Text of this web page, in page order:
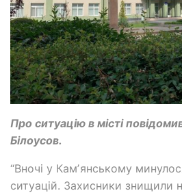
Про ситуацію в місті
Білоусов.
“Вночі у Камʼянському
ситуацій. Захисники знищили